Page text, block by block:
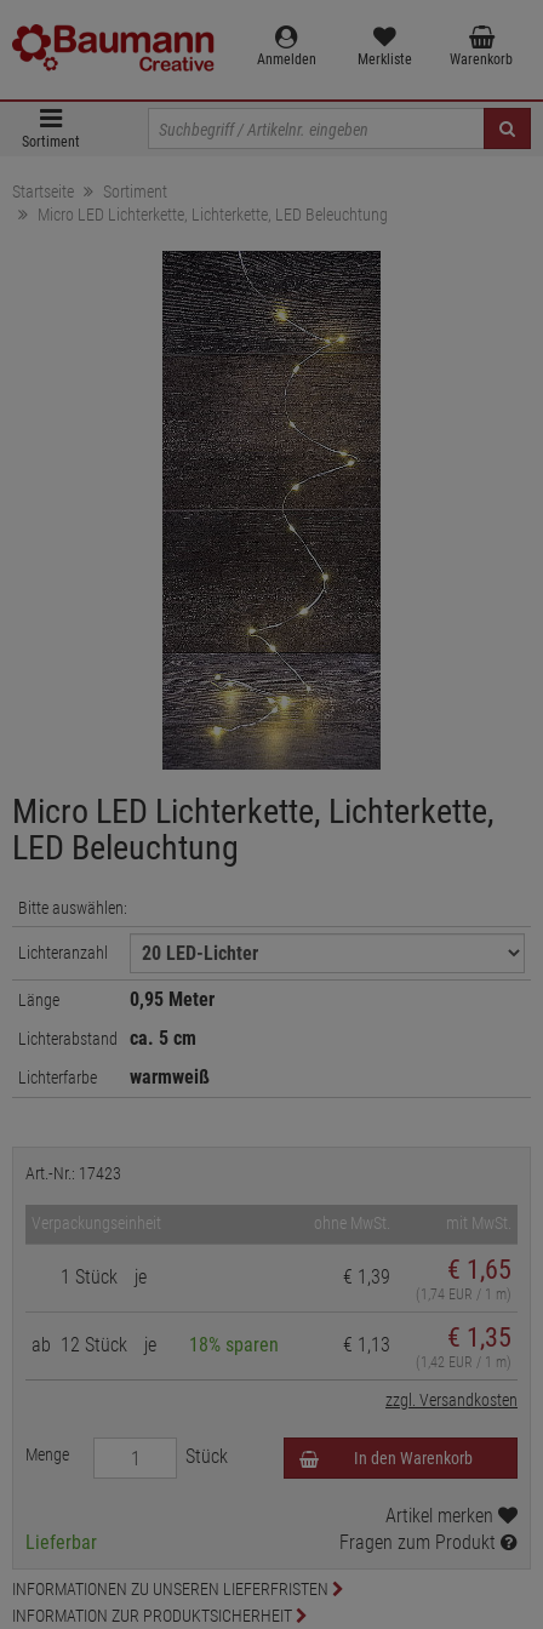
Anmelden Merkliste Warenkorb
Sortiment
Startseite
Sortiment
Micro LED Lichterkette, Lichterkette, LED Beleuchtung
Micro LED Lichterkette, Lichterkette,
LED Beleuchtung
Bitte auswählen:
Lichteranzahl
Länge 0,95 Meter
Lichterabstand ca. 5 cm
Lichterfarbe warmweiß
Art.-Nr.: 17423
Verpackungseinheit ohne MwSt. mit MwSt.
1 Stück je € 1,39 € 1,65
(1,74 EUR / 1 m)
ab 12 Stück je 18% sparen € 1,13 € 1,35
(1,42 EUR / 1 m)
zzgl. Versandkosten
Menge Stück In den Warenkorb
Lieferbar
Artikel merken
Fragen zum Produkt
INFORMATIONEN ZU UNSEREN LIEFERFRISTEN
INFORMATION ZUR PRODUKTSICHERHEIT